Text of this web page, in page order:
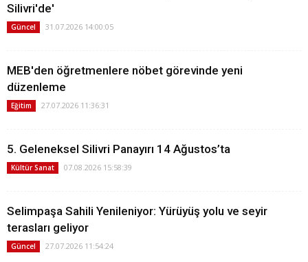
Silivri'de'
Güncel 31.07.2026 14:00:05
MEB'den öğretmenlere nöbet görevinde yeni
düzenleme
Eğitim 27.07.2026 11:36:31
5. Geleneksel Silivri Panayırı 14 Ağustos’ta
Kültür Sanat 07.08.2026 15:58:39
Selimpaşa Sahili Yenileniyor: Yürüyüş yolu ve seyir
terasları geliyor
Güncel 27.07.2026 11:54:24